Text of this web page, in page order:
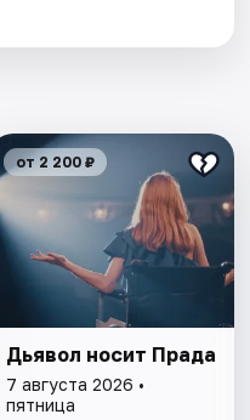
от 2 200 ₽
Дьявол носит Прада
7 августа 2026 •
пятница